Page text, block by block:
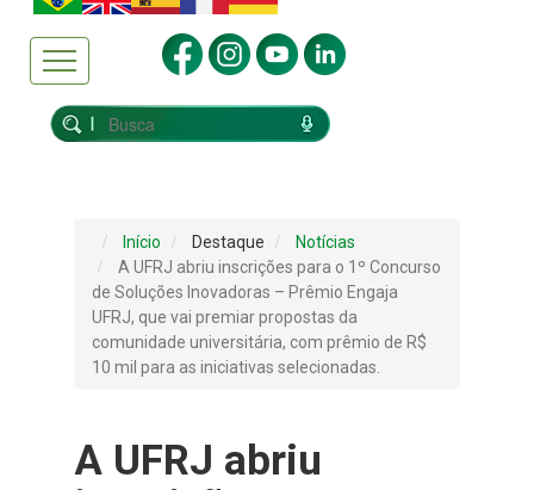
Início Destaque
Notícias
A UFRJ abriu inscrições para o 1º Concurso
de Soluções Inovadoras – Prêmio Engaja
UFRJ, que vai premiar propostas da
comunidade universitária, com prêmio de R$
10 mil para as iniciativas selecionadas.
A UFRJ abriu